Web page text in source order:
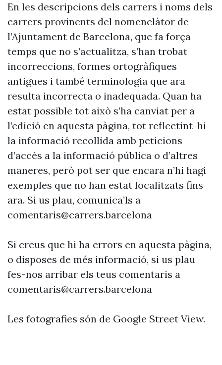
En les descripcions dels carrers i noms dels
carrers provinents del nomenclàtor de
l’Ajuntament de Barcelona, que fa força
temps que no s’actualitza, s’han trobat
incorreccions, formes ortogràfiques
antigues i també terminologia que ara
resulta incorrecta o inadequada. Quan ha
estat possible tot això s’ha canviat per a
l’edició en aquesta pàgina, tot reflectint-hi
la informació recollida amb peticions
d’accés a la informació pública o d’altres
maneres, però pot ser que encara n’hi hagi
exemples que no han estat localitzats fins
ara. Si us plau, comunica’ls a
comentaris@carrers.barcelona
Si creus que hi ha errors en aquesta pàgina,
o disposes de més informació, si us plau
fes-nos arribar els teus comentaris a
comentaris@carrers.barcelona
Les fotografies són de Google Street View.